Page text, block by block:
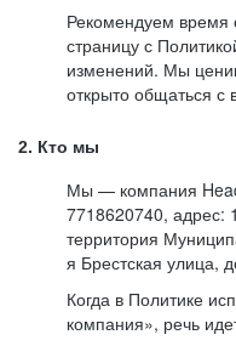
Рекомендуем время
страницу с
изменений. Мы
открыто общаться с
2. Кто мы
Мы — компания
7718620740, адрес:
территория
я Брестская улица,
Когда в Политике
компания», речь